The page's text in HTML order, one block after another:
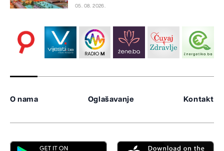
05. 08. 2026.
O nama Oglašavanje Kontakt